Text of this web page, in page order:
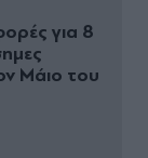
για 8
Μάιο του